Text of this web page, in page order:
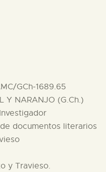
GCh-1689.65
Y NARANJO (G.Ch.)
documentos literarios
y Travieso.